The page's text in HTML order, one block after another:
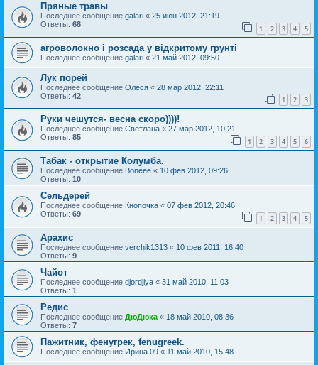
Пряные травы
Последнее сообщение galari « 25 июн 2012, 21:19
Ответы: 68 1 2 3 4 5
агроволокно і розсада у відкритому грунті
Последнее сообщение galari « 21 май 2012, 09:50
Лук порей
Последнее сообщение Олеся « 28 мар 2012, 22:11
Ответы: 42 1 2 3
Руки чешутся- весна скоро))))!
Последнее сообщение Светлана « 27 мар 2012, 10:21
Ответы: 85 1 2 3 4 5 6
Табак - открытие Колумба.
Последнее сообщение Boneee « 10 фев 2012, 09:26
Ответы: 10
Сельдерей
Последнее сообщение Кнопочка « 07 фев 2012, 20:46
Ответы: 69 1 2 3 4 5
Арахис
Последнее сообщение verchik1313 « 10 фев 2011, 16:40
Ответы: 9
Чайот
Последнее сообщение djordjiya « 31 май 2010, 11:03
Ответы: 1
Редис
Последнее сообщение ДюДюка « 18 май 2010, 08:36
Ответы: 7
Пажитник, фенугрек, fenugreek.
Последнее сообщение Ирина 09 « 11 май 2010, 15:48